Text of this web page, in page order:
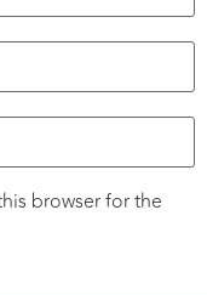
browser for the